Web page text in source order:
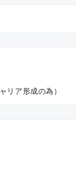
リア形成の為）